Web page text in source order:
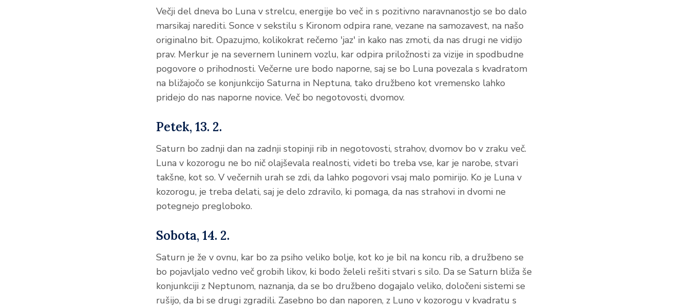
Večji del dneva bo Luna v strelcu, energije bo več in s pozitivno naravnanostjo se bo dalo
marsikaj narediti. Sonce v sekstilu s Kironom odpira rane, vezane na samozavest, na našo
originalno bit. Opazujmo, kolikokrat rečemo 'jaz' in kako nas zmoti, da nas drugi ne vidijo
prav. Merkur je na severnem luninem vozlu, kar odpira priložnosti za vizije in spodbudne
pogovore o prihodnosti. Večerne ure bodo naporne, saj se bo Luna povezala s kvadratom
na bližajočo se konjunkcijo Saturna in Neptuna, tako družbeno kot vremensko lahko
pridejo do nas naporne novice. Več bo negotovosti, dvomov.
Petek, 13. 2.
Saturn bo zadnji dan na zadnji stopinji rib in negotovosti, strahov, dvomov bo v zraku več.
Luna v kozorogu ne bo nič olajševala realnosti, videti bo treba vse, kar je narobe, stvari
takšne, kot so. V večernih urah se zdi, da lahko pogovori vsaj malo pomirijo. Ko je Luna v
kozorogu, je treba delati, saj je delo zdravilo, ki pomaga, da nas strahovi in dvomi ne
potegnejo pregloboko.
Sobota, 14. 2.
Saturn je že v ovnu, kar bo za psiho veliko bolje, kot ko je bil na koncu rib, a družbeno se
bo pojavljalo vedno več grobih likov, ki bodo želeli rešiti stvari s silo. Da se Saturn bliža še
konjunkciji z Neptunom, naznanja, da se bo družbeno dogajalo veliko, določeni sistemi se
rušijo, da bi se drugi zgradili. Zasebno bo dan naporen, z Luno v kozorogu v kvadratu s